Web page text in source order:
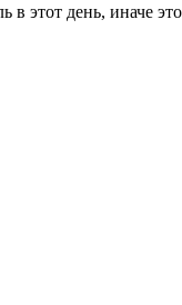
этот день, иначе